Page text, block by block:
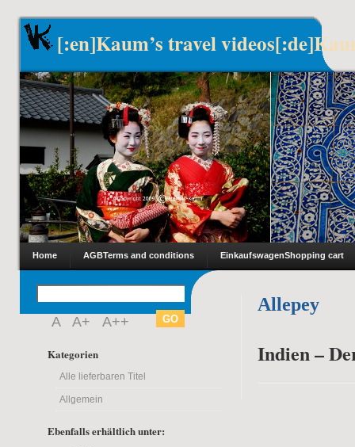
[:en]Kaum’s travel
Home AGBTerms and conditions EinkaufswagenShopping cart
A A+ A++
Kategorien
Alle lieferbaren Titel
Allgemein
Ebenfalls erhältlich unter:
Allepey
Indien –